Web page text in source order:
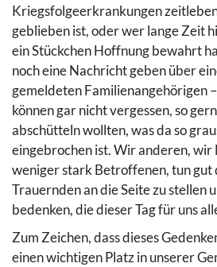
Kriegsfolgeerkrankungen
geblieben ist, oder wer lange Zeit
ein Stückchen Hoffnung bewahrt
noch eine Nachricht geben über
gemeldeten Familienangehörigen
können gar nicht vergessen, so
abschütteln wollten, was da so
eingebrochen ist. Wir anderen,
weniger stark Betroffenen, tun gut
Trauernden an die Seite zu stellen
bedenken, die dieser Tag für uns
Zum Zeichen, dass dieses
einen wichtigen Platz in unserer